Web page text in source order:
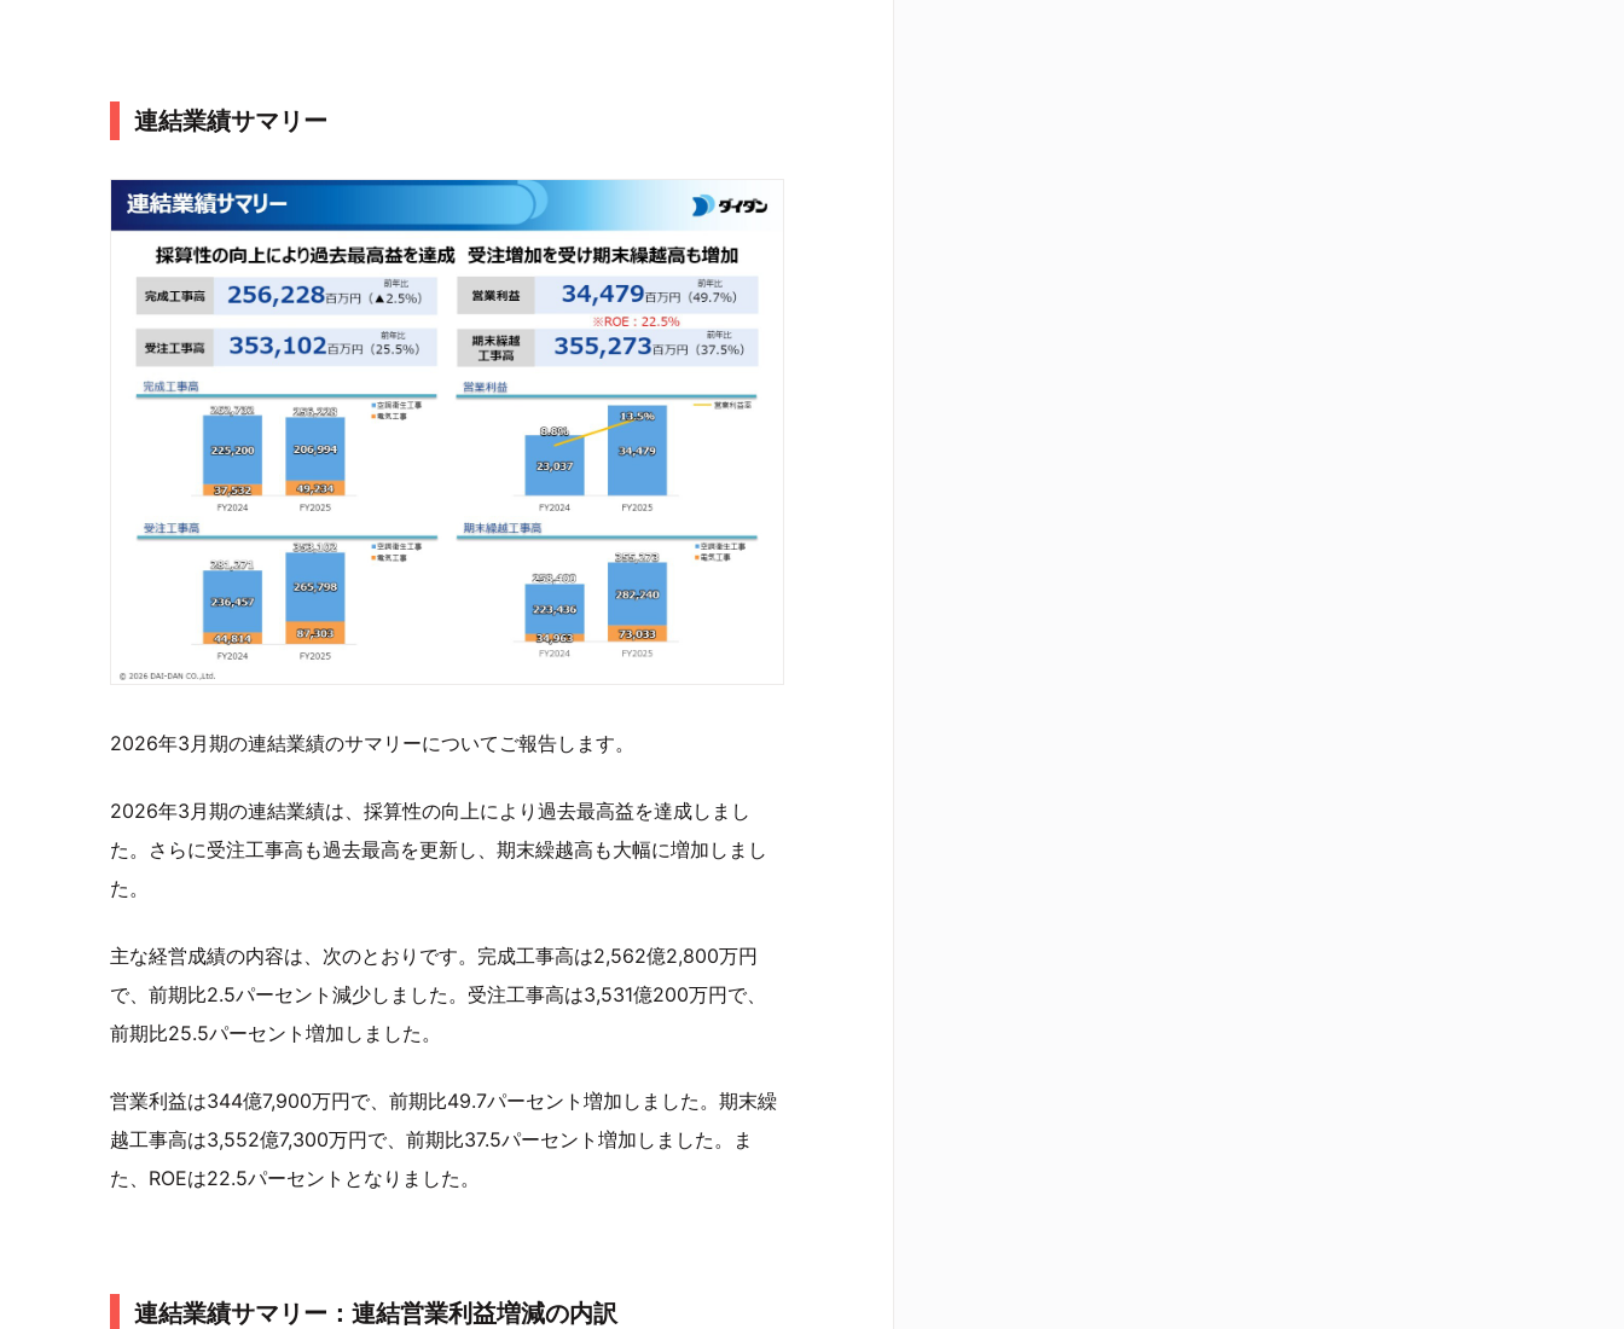
連結業績サマリー
2026年3月期の連結業績のサマリーについてご報告します。
2026年3月期の連結業績は、採算性の向上により過去最高益を達成しまし
た。さらに受注工事高も過去最高を更新し、期末繰越高も大幅に増加しまし
た。
主な経営成績の内容は、次のとおりです。完成工事高は2,562億2,800万円
で、前期比2.5パーセント減少しました。受注工事高は3,531億200万円で、
前期比25.5パーセント増加しました。
営業利益は344億7,900万円で、前期比49.7パーセント増加しました。期末繰
越工事高は3,552億7,300万円で、前期比37.5パーセント増加しました。ま
た、ROEは22.5パーセントとなりました。
連結業績サマリー：連結営業利益増減の内訳